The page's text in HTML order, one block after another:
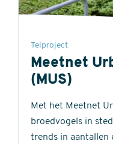
Telproject
Meetnet
(MUS)
Met het Meetnet
broedvogels in
trends in aantallen